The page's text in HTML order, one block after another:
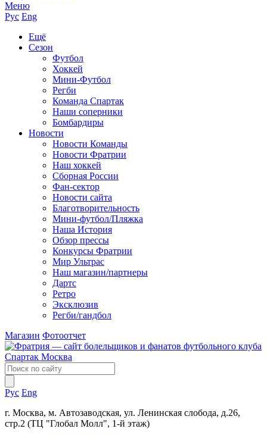
Меню
Рус Eng
Ещё
Сезон
Футбол
Хоккей
Мини-Футбол
Регби
Команда Спартак
Наши соперники
Бомбардиры
Новости
Новости Команды
Новости Фратрии
Наш хоккей
Сборная России
Фан-cектор
Новости сайта
Благотворительность
Мини-футбол/Пляжка
Наша История
Обзор прессы
Конкурсы Фратрии
Мир Ультрас
Наш магазин/партнеры
Дартс
Ретро
Эксклюзив
Регби/гандбол
Магазин Фотоотчет
Рус Eng
г. Москва, м. Автозаводская, ул. Ленинская слобода, д.26,
стр.2 (ТЦ "Глобал Молл", 1-й этаж)